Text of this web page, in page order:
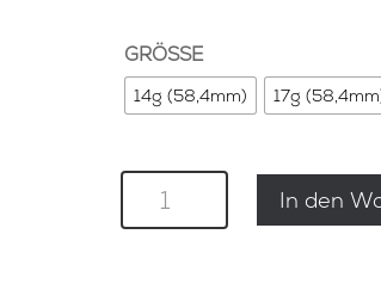
GRÖSSE
14g (58,4mm) 17g
PRÄZISIONSSIEB
MENGE
In den